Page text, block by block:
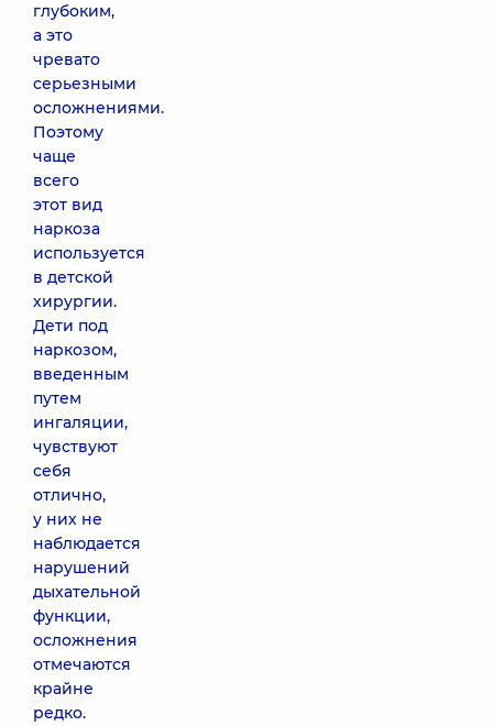
глубоким,
а это
чревато
серьезными
осложнениями.
Поэтому
чаще
всего
этот вид
наркоза
используется
в детской
хирургии.
Дети под
наркозом,
введенным
путем
ингаляции,
чувствуют
себя
отлично,
у них не
наблюдается
нарушений
дыхательной
функции,
осложнения
отмечаются
крайне
редко.